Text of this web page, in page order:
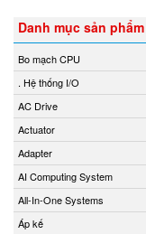
Bronkhorst
Brook Instrument Vietnam
Burkert
caimi vietnam
CanNeed
Celduc
CENTEC
Chalmit
Danh mục sản phẩm
Bo mạch CPU
. Hệ thống I/O
AC Drive
Actuator
Adapter
AI Computing System
All-In-One Systems
Áp kế